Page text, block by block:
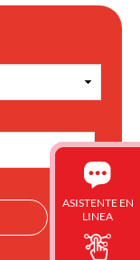
ASISTENTE EN
LINEA